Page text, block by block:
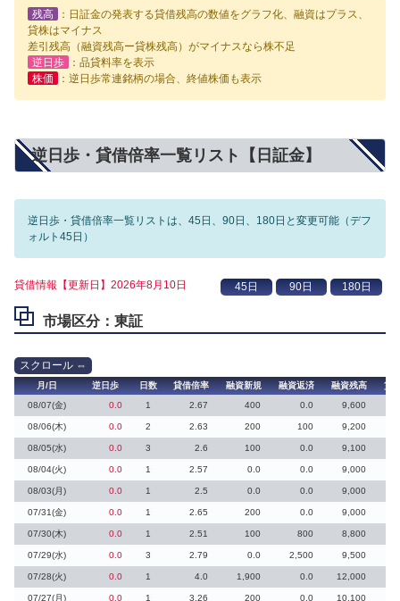
残高
：日証金の発表する貸借残高の数値をグラフ化、融資はプラス、
貸株はマイナス
差引残高（融資残高ー貸株残高）がマイナスなら株不足
逆日歩
：品貸料率を表示
株価
：逆日歩常連銘柄の場合、終値株価も表示
逆日歩・貸借倍率一覧リスト【日証金】
逆日歩・貸借倍率一覧リストは、45日、90日、180日と変更可能（デフ
ォルト45日）
貸借情報【更新日】2026年8月10日
市場区分：東証
月/日 逆日歩 日数 貸借倍率 融資新規 融資返済 融資残高
貸
08/07(金)
0.0 1 2.67 400 0.0 9,600
08/06(木) 0.0 2 2.63 200 100 9,200
08/05(水) 0.0 3 2.6 100 0.0 9,100
08/04(火) 0.0 1 2.57 0.0 0.0 9,000
08/03(月) 0.0 1 2.5 0.0 0.0 9,000
07/31(金) 0.0 1 2.65 200 0.0 9,000
07/30(木) 0.0 1 2.51 100 800 8,800
07/29(水) 0.0 3 2.79 0.0 2,500 9,500
07/28(火) 0.0 1 4.0 1,900 0.0 12,000
07/27(月) 0.0 1 3.26 200 0.0 10,100